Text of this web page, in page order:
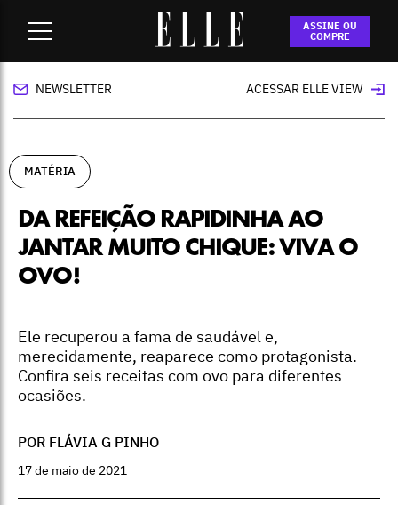
ASSINE OU
COMPRE
Da refeição rapidinha ao jantar muito
chique: viva o ovo!
NEWSLETTER ACESSAR ELLE VIEW
MATÉRIA
DA REFEIÇÃO RAPIDINHA AO
JANTAR MUITO CHIQUE: VIVA O
OVO!
Ele recuperou a fama de saudável e,
merecidamente, reaparece como protagonista.
Confira seis receitas com ovo para diferentes
ocasiões.
POR FLÁVIA G PINHO
17 de maio de 2021